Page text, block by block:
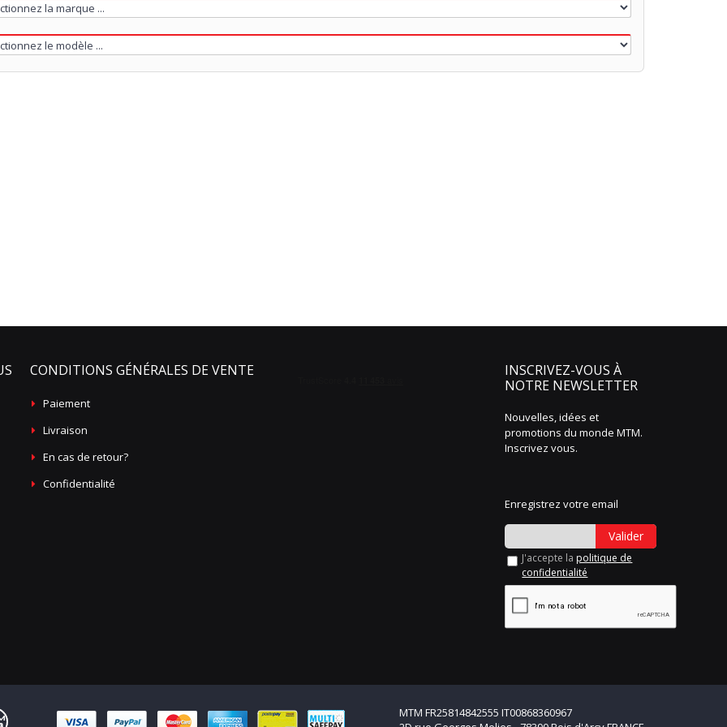
CONDITIONS GÉNÉRALES DE VENTE
Paiement
Livraison
En cas de retour?
Confidentialité
INSCRIVEZ-VOUS À
NOTRE NEWSLETTER
Nouvelles, idées et
promotions du monde MTM.
Inscrivez vous.
Enregistrez votre email
Valider
J'accepte la politique de
confidentialité
MTM FR25814842555 IT00868360967